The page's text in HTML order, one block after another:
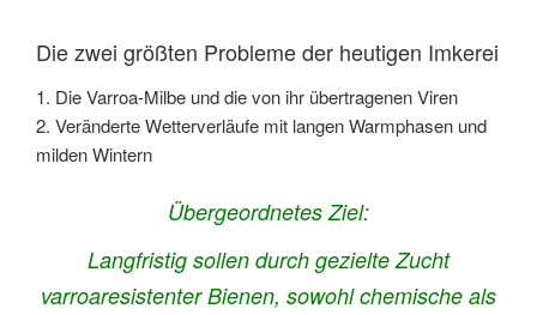
Die zwei größten Probleme der heutigen Imkerei
1. Die Varroa-Milbe und die von ihr übertragenen Viren
2. Veränderte Wetterverläufe mit langen Warmphasen und
milden Wintern
Übergeordnetes Ziel:
Langfristig sollen durch gezielte Zucht
varroaresistenter Bienen, sowohl chemische als